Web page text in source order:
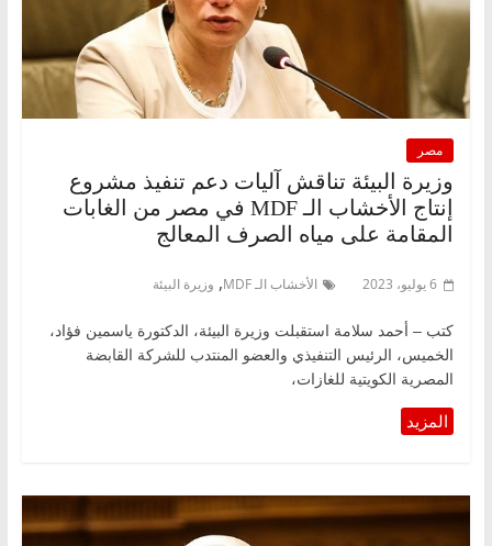
مصر
وزيرة البيئة تناقش آليات دعم تنفيذ مشروع
إنتاج الأخشاب الـ MDF في مصر من الغابات
المقامة على مياه الصرف المعالج
6 يوليو، 2023 الأخشاب الـ MDF , وزيرة البيئة
كتب – أحمد سلامة استقبلت وزيرة البيئة، الدكتورة ياسمين فؤاد،
الخميس، الرئيس التنفيذي والعضو المنتدب للشركة القابضة
المصرية الكويتية للغازات،